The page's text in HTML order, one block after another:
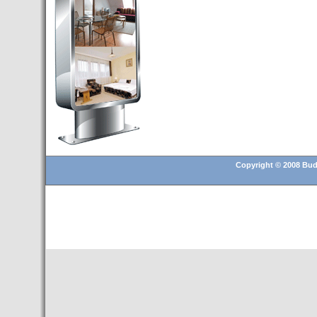
Budapest’.
- Hoteles en BUDAPEST:
Resultados octubre de 2016,
subida del 15% ocupación y
del 25,6% en el RevPar
- Nuevo Hotel en Budapest
bajo la marca Exe Hotusa
BUDAPEST
- HOTEL en Venta en
Copyright © 2008